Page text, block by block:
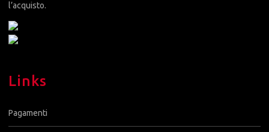
l’acquisto.
Links
Pagamenti